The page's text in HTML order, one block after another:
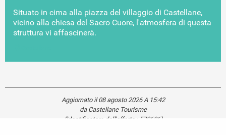
Situato in cima alla piazza del villaggio di Castellane,
vicino alla chiesa del Sacro Cuore, l'atmosfera di questa
struttura vi affascinerà.
Aggiornato il 08 agosto 2026 A 15:42
da Castellane Tourisme
(Identificatore dell'offerta : 570686)